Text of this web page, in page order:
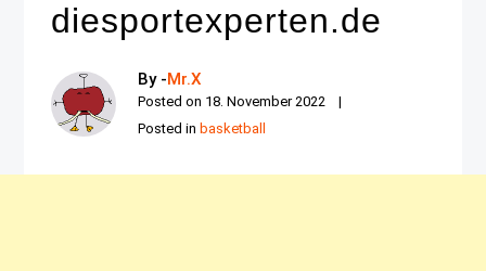
diesportexperten.de
By -Mr.X
Posted on 18. November 2022
Posted in basketball